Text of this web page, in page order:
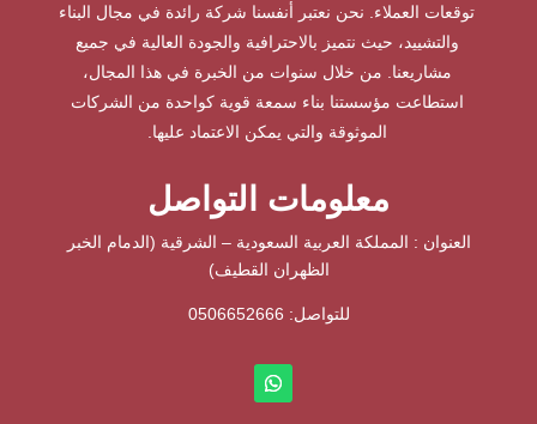
توقعات العملاء. نحن نعتبر أنفسنا شركة رائدة في مجال البناء
والتشييد، حيث نتميز بالاحترافية والجودة العالية في جميع
مشاريعنا. من خلال سنوات من الخبرة في هذا المجال،
استطاعت مؤسستنا بناء سمعة قوية كواحدة من الشركات
الموثوقة والتي يمكن الاعتماد عليها.
معلومات التواصل
العنوان : المملكة العربية السعودية – الشرقية (الدمام الخبر
الظهران القطيف)
للتواصل: ⁦ 0506652666